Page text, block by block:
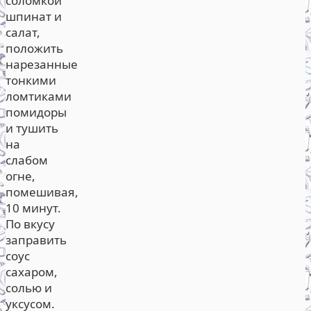
шпинат и
салат,
положить
нарезанные
тонкими
ломтиками
помидоры
и тушить
на
слабом
огне,
помешивая,
10 минут.
По вкусу
заправить
соус
сахаром,
солью и
уксусом.